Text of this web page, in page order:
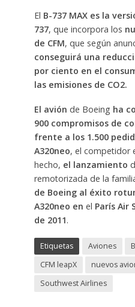
El B-737 MAX es la
737, que incorpora los
de CFM, que según
conseguirá una
por ciento en el
las emisiones de CO2.
El avión de Boeing ha
900 compromisos de
frente a los 1.500
A320neo, el competidor
hecho, el lanzamiento
remotorizada de la
de Boeing al éxito
A320neo en el París Air
de 2011.
Etiquetas Aviones
CFM leapX
nuevos
Southwest Airlines